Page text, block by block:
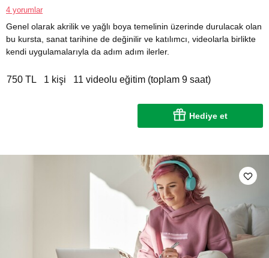
4 yorumlar
Genel olarak akrilik ve yağlı boya temelinin üzerinde durulacak olan
bu kursta, sanat tarihine de değinilir ve katılımcı, videolarla birlikte
kendi uygulamalarıyla da adım adım ilerler.
750 TL 1 kişi 11 videolu eğitim (toplam 9 saat)
Hediye et